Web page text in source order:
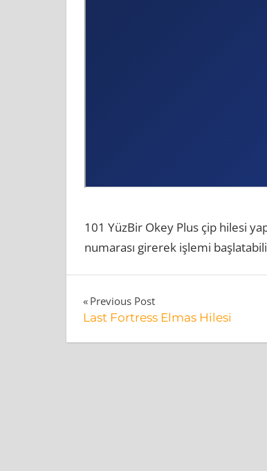
101 YüzBir Okey Plus çip hilesi
numarası girerek işlemi
YüzBir
Okey
Plus
Yazı
Previous Post
Last Fortress Elmas Hilesi